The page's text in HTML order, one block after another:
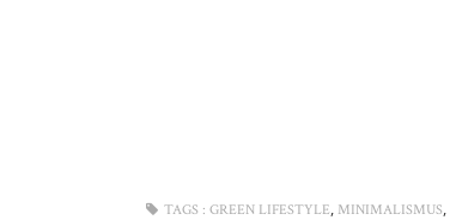
TAGS : GREEN LIFESTYLE, MINIMALISMUS,